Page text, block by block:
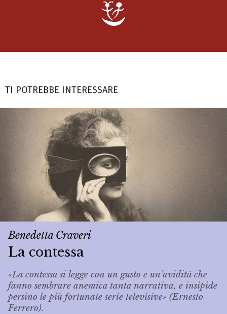
TI POTREBBE INTERESSARE
Benedetta Craveri
La contessa
«La contessa si legge con un gusto e un’avidità che
fanno sembrare anemica tanta narrativa, e insipide
persino le più fortunate serie televisive» (Ernesto
Ferrero).